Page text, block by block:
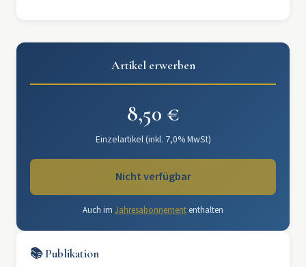
Artikel erwerben
8,50 €
Einzelartikel (inkl. 7,0% MwSt)
Nicht verfügbar
Auch im Jahresabonnement enthalten
📚 Publikation